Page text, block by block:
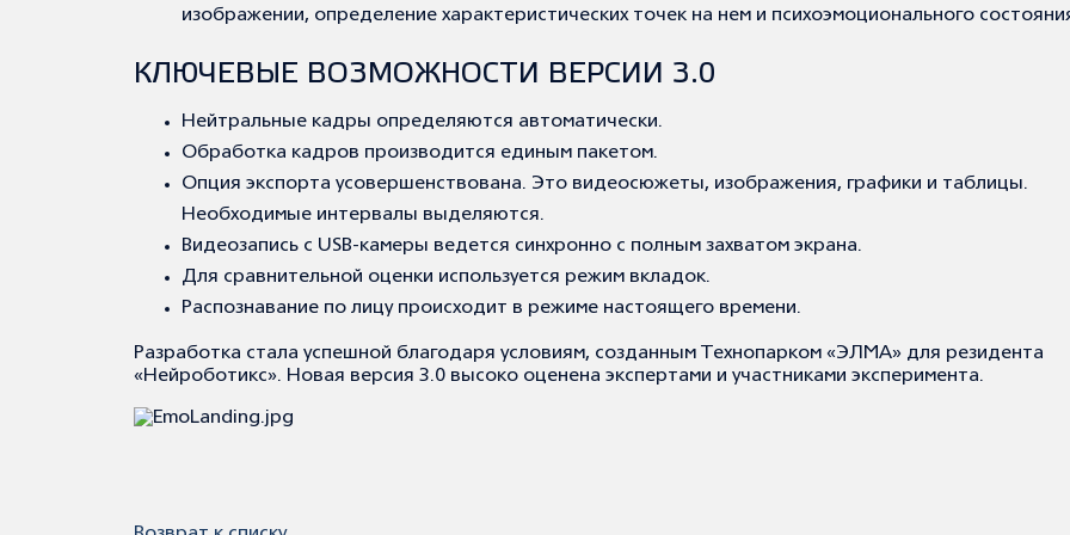
изображении, определение характеристических точек на нем и психоэмоционального
КЛЮЧЕВЫЕ ВОЗМОЖНОСТИ ВЕРСИИ 3.0
Нейтральные кадры определяются автоматически.
Обработка кадров производится единым пакетом.
Опция экспорта усовершенствована. Это видеосюжеты, изображения, графики и таблицы.
Необходимые интервалы выделяются.
Видеозапись с USB-камеры ведется синхронно с полным захватом экрана.
Для сравнительной оценки используется режим вкладок.
Распознавание по лицу происходит в режиме настоящего времени.
Разработка стала успешной благодаря условиям, созданным Технопарком «ЭЛМА» для резидента
«Нейроботикс». Новая версия 3.0 высоко оценена экспертами и участниками эксперимента.